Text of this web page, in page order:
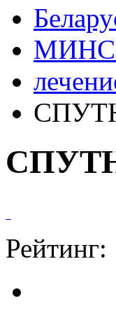
Рейтинг: